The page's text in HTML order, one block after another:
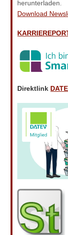
herunterladen.
Down­load
Direktlink